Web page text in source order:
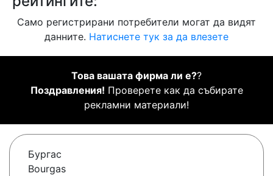
Само регистрирани потребители могат да видят
данните. Натиснете тук за да влезете
Това вашата фирма ли е??
Поздравления! Проверете как да събирате
рекламни материали!
Бургас
Bourgas